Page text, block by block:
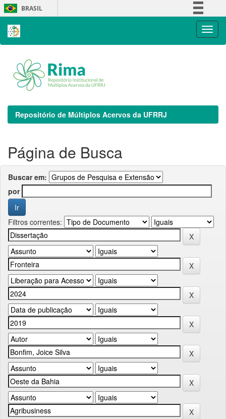
Skip
navigation
BRASIL
Repositório de Múltiplos Acervos da UFRRJ
Página de Busca
Buscar em:
por
Filtros correntes: